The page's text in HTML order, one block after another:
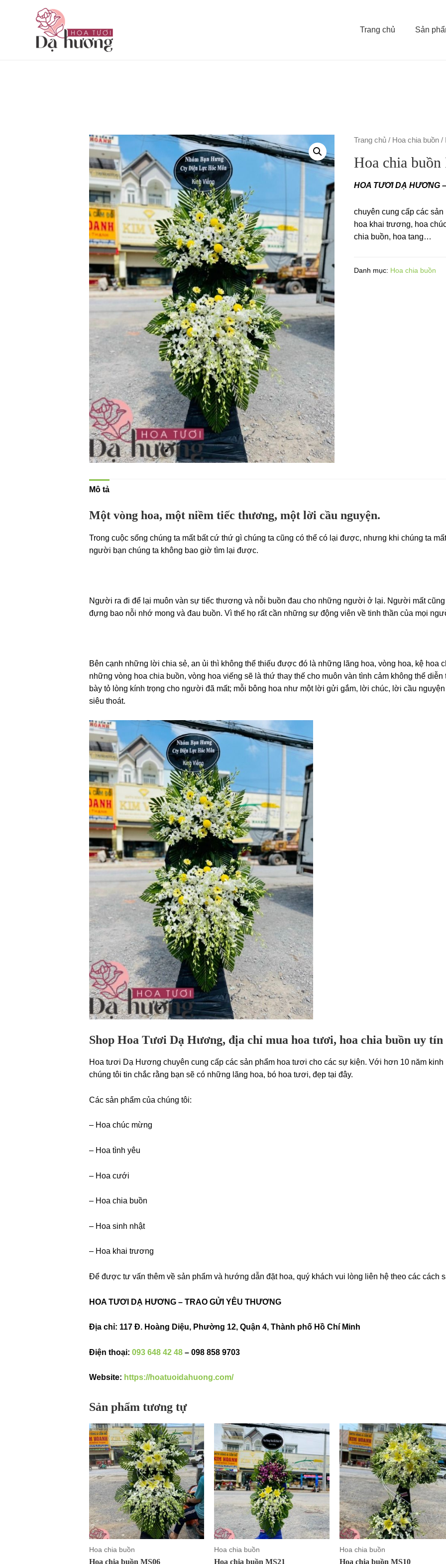
Trang chủ Sản
Trang chủ / Hoa chia buồn /
Hoa chia
HOA TƯƠI DẠ HƯƠNG
chuyên cung cấp các
hoa khai trương, hoa
chia buồn, hoa tang…
Danh mục: Hoa chia buồn
Mô tả
Một vòng hoa, một niềm tiếc thương, một lời cầu nguyện.
Trong cuộc sống chúng ta mất bất cứ thứ gì chúng ta cũng có thể có lại được, nhưng khi chúng ta
người bạn chúng ta không bao giờ tìm lại được.
Người ra đi để lại muôn vàn sự tiếc thương và nỗi buồn đau cho những người ở lại. Người mất
đựng bao nỗi nhớ mong và đau buồn. Vì thế họ rất cần những sự động viên về tinh thần của mọi
Bên cạnh những lời chia sẻ, an ủi thì không thể thiếu được đó là những lãng hoa, vòng hoa, kệ hoa
những vòng hoa chia buồn, vòng hoa viếng sẽ là thứ thay thế cho muôn vàn tình cảm không thể
bày tỏ lòng kính trọng cho người đã mất; mỗi bông hoa như một lời gửi gắm, lời chúc, lời cầu
siêu thoát.
Shop Hoa Tươi Dạ Hương, địa chỉ mua hoa tươi, hoa chia buồn uy
Hoa tươi Dạ Hương chuyên cung cấp các sản phẩm hoa tươi cho các sự kiện. Với hơn 10 năm kinh
chúng tôi tin chắc rằng bạn sẽ có những lãng hoa, bó hoa tươi, đẹp tại đây.
Các sản phẩm của chúng tôi:
– Hoa chúc mừng
– Hoa tình yêu
– Hoa cưới
– Hoa chia buồn
– Hoa sinh nhật
– Hoa khai trương
Để được tư vấn thêm về sản phẩm và hướng dẫn đặt hoa, quý khách vui lòng liên hệ theo các cách
HOA TƯƠI DẠ HƯƠNG – TRAO GỬI YÊU THƯƠNG
Địa chỉ: 117 Đ. Hoàng Diệu, Phường 12, Quận 4, Thành phố Hồ Chí Minh
Điện thoại: 093 648 42 48– 098 858 9703
Website: https://hoatuoidahuong.com/
Sản phẩm tương tự
Hoa chia buồn
Hoa chia buồn MS06
Hoa chia buồn
Hoa chia buồn MS21
Hoa chia buồn
Hoa chia buồn MS10